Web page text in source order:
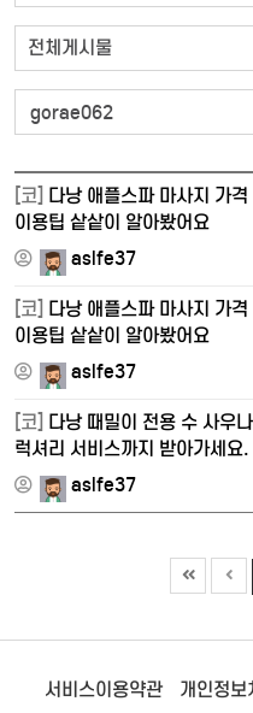
[코] 다낭 애플스파 마사지 가
이용팁 샅샅이 알아봤어요
aslfe37
[코] 다낭 애플스파 마사지 가
이용팁 샅샅이 알아봤어요
aslfe37
[코] 다낭 때밀이 전용 수 사우
럭셔리 서비스까지 받아가세요.
aslfe37
서비스이용약관 개인정보